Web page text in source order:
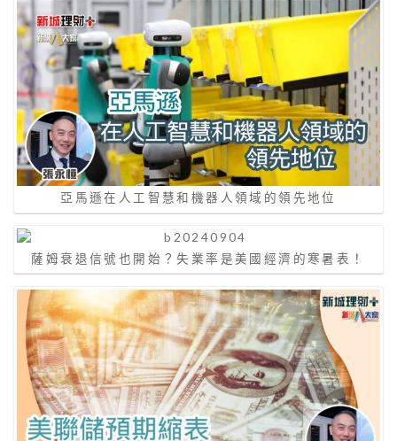
亞馬遜在人工智慧和機器人領域的領先地位
薩姆衰退信號也開始？失業率是美國經濟的寒暑表！